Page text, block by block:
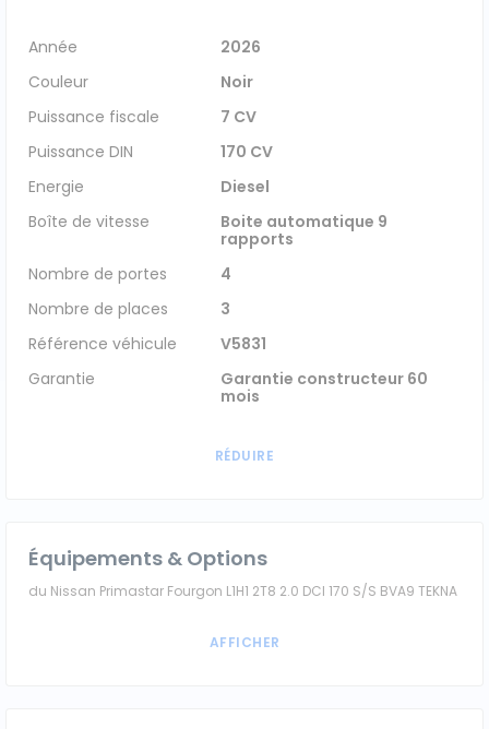
Année
2026
Couleur
Noir
Puissance fiscale
7 CV
Puissance DIN
170 CV
Energie
Diesel
Boîte de vitesse
Boite automatique 9
rapports
Nombre de portes
4
Nombre de places
3
Référence véhicule
V5831
Garantie
Garantie constructeur 60
mois
Équipements & Options
du Nissan Primastar Fourgon L1H1 2T8 2.0 DCI 170 S/S BVA9 TEKNA